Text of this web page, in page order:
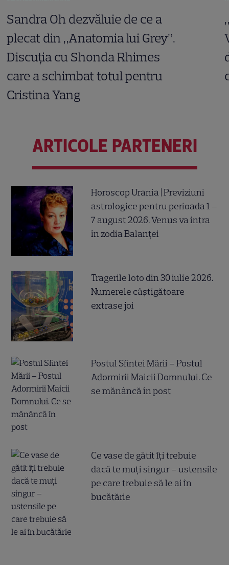
Sandra Oh dezvăluie de ce a
plecat din „Anatomia lui Grey”.
Discuția cu Shonda Rhimes
care a schimbat totul pentru
Cristina Yang
ARTICOLE PARTENERI
Horoscop Urania | Previziuni
astrologice pentru perioada 1 –
7 august 2026. Venus va intra
în zodia Balanței
Tragerile loto din 30 iulie 2026.
Numerele câştigătoare
extrase joi
Postul Sfintei Mării – Postul
Adormirii Maicii Domnului. Ce
se mănâncă în post
Ce vase de gătit îți trebuie
dacă te muți singur – ustensile
pe care trebuie să le ai în
bucătărie